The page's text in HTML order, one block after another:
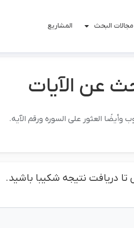
مجالات البحث المشاریع
عن الآیات
العثور على السوره ورقم الآیه.
دریافت نتیجه شکیبا باشید.